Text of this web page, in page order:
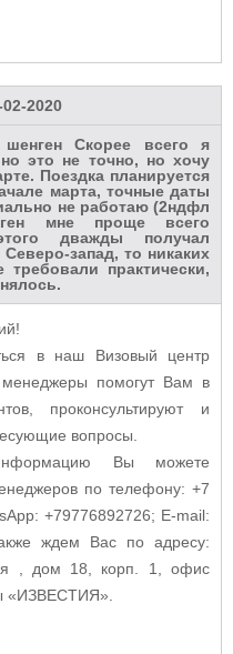
02-2020
Скорее всего я
это не точно, но хочу
Поездка планируется
марта, точные даты
не работаю (2ндфл
мне проще всего
дважды получал
запад, то никаких
практически,
в наш Визовый центр
помогут Вам в
проконсультируют и
вопросы.
Вы можете
по телефону: +7
+79776892726; E-mail:
ждем Вас по адресу:
, дом 18, корп. 1, офис
«ИЗВЕСТИЯ».